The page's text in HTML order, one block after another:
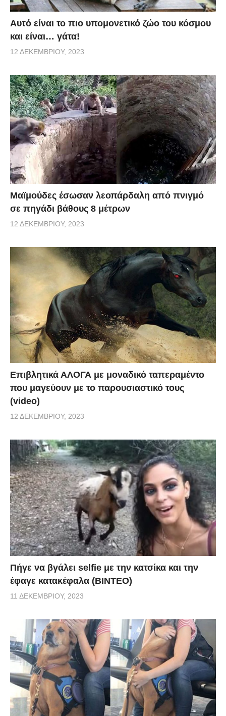
Αυτό είναι το πιο υπομονετικό ζώο του κόσμου
και είναι… γάτα!
12 ΔΕΚΕΜΒΡΊΟΥ, 2023
Μαϊμούδες έσωσαν λεοπάρδαλη από πνιγμό
σε πηγάδι βάθους 8 μέτρων
12 ΔΕΚΕΜΒΡΊΟΥ, 2023
Επιβλητικά ΑΛΟΓΑ με μοναδικό ταπεραμέντο
που μαγεύουν με το παρουσιαστικό τους
(video)
12 ΔΕΚΕΜΒΡΊΟΥ, 2023
Πήγε να βγάλει selfie με την κατσίκα και την
έφαγε κατακέφαλα (ΒΙΝΤΕΟ)
11 ΔΕΚΕΜΒΡΊΟΥ, 2023